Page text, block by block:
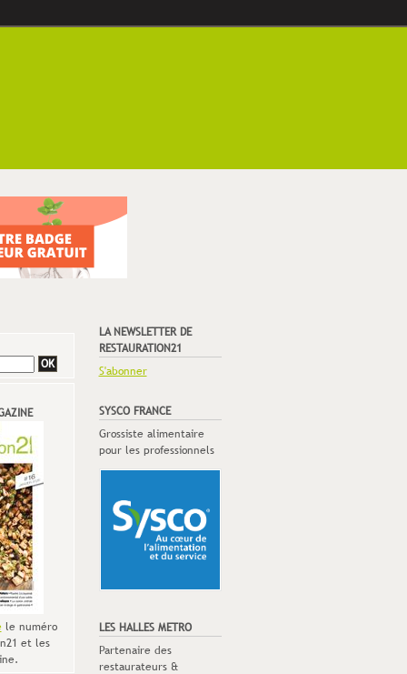
le numéro
et les
LA NEWSLETTER DE
RESTAURATION21
S'abonner
SYSCO FRANCE
Grossiste alimentaire
pour les professionnels
LES HALLES METRO
Partenaire des
restaurateurs &